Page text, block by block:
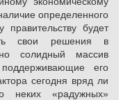
определенного
правительству будет
свои решения в
солидный массив
его
сегодня вряд ли
неких «радужных»